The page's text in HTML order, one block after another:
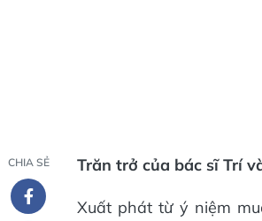
CHIA SẺ Trăn trở của bác sĩ Trí
Xuất phát từ ý niệm